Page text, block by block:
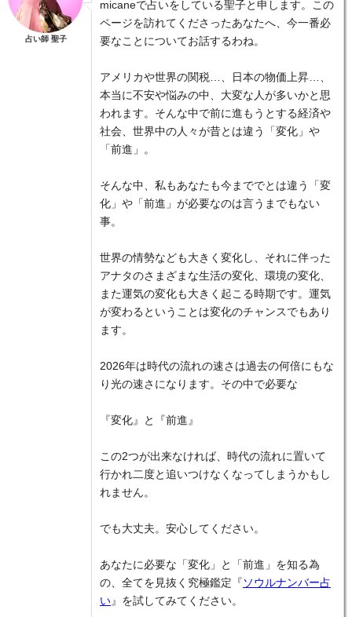
占い師 聖子
micaneで占いをしている聖子と申します。この
ページを訪れてくださったあなたへ、今一番必
要なことについてお話するわね。
アメリカや世界の関税…、日本の物価上昇…、
本当に不安や悩みの中、大変な人が多いかと思
われます。そんな中で前に進もうとする経済や
社会、世界中の人々が昔とは違う「変化」や
「前進」。
そんな中、私もあなたも今まででとは違う「変
化」や「前進」が必要なのは言うまでもない
事。
世界の情勢なども大きく変化し、それに伴った
アナタのさまざまな生活の変化、環境の変化、
また運気の変化も大きく起こる時期です。運気
が変わるということは変化のチャンスでもあり
ます。
2026年は時代の流れの速さは過去の何倍にもな
り光の速さになります。その中で必要な
『変化』と『前進』
この2つが出来なければ、時代の流れに置いて
行かれ二度と追いつけなくなってしまうかもし
れません。
でも大丈夫。安心してください。
あなたに必要な「変化」と「前進」を知る為
の、全てを見抜く究極鑑定『 ソウルナンバー占
い 』を試してみてください。